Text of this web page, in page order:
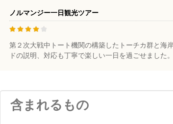
ノルマンジー一日観光ツアー
第２次大戦中トート機関の構築したトーチカ群と海
ドの説明、対応も丁寧で楽しい一日を過ごせました
含まれるもの